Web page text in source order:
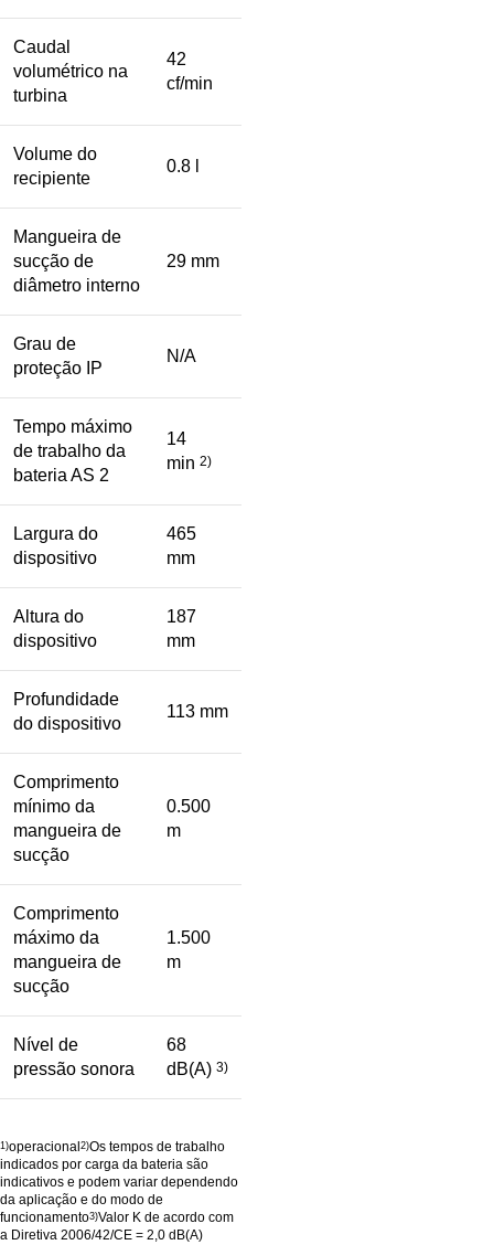
Caudal
volumétrico na
turbina
42
cf/min
Volume do
recipiente
0.8 l
Mangueira de
sucção de
diâmetro interno
29 mm
Grau de
proteção IP
N/A
Tempo máximo
de trabalho da
bateria AS 2
14
min 2)
Largura do
dispositivo
465
mm
Altura do
dispositivo
187
mm
Profundidade
do dispositivo
113 mm
Comprimento
mínimo da
mangueira de
sucção
0.500
m
Comprimento
máximo da
mangueira de
sucção
1.500
m
Nível de
pressão sonora
68
dB(A) 3)
1)operacional 2)Os tempos de trabalho
indicados por carga da bateria são
indicativos e podem variar dependendo
da aplicação e do modo de
funcionamento3)Valor K de acordo com
a Diretiva 2006/42/CE = 2,0 dB(A)